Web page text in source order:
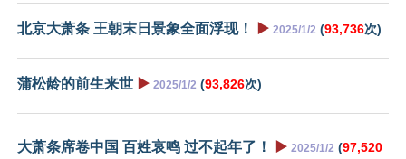
北京大萧条 王朝末日景象全面浮现！ ▶️ 2025/1/2 (93,736次)
蒲松龄的前生来世 ▶️ 2025/1/2 (93,826次)
大萧条席卷中国 百姓哀鸣 过不起年了！ ▶️ 2025/1/2 (97,520